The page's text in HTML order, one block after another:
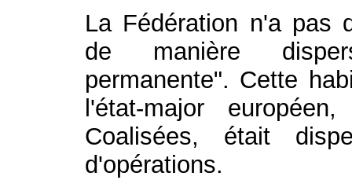
La Fédération n'a pas
de manière
permanente". Cette
l'état-major
Coalisées, était
d'opérations.